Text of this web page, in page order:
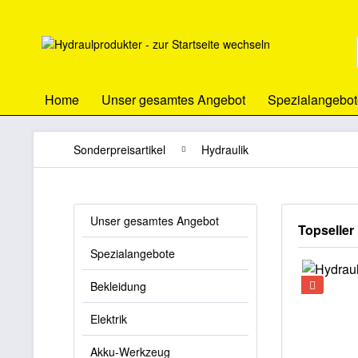
Home Unser gesamtes Angebot
Sonderpreisartikel Hydraulik
Unser gesamtes Angebot
Spezialangebote
Bekleidung
Elektrik
Akku-Werkzeug
Topseller